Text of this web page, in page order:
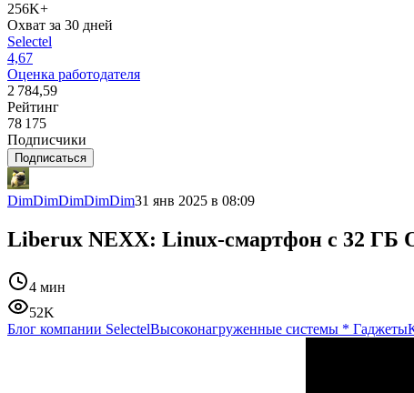
256K+
Охват за 30 дней
Selectel
4,67
Оценка работодателя
2 784,59
Рейтинг
78 175
Подписчики
Подписаться
DimDimDimDimDim31 янв 2025 в 08:09
Liberux NEXX: Linux-смартфон с 32 ГБ
4 мин
52K
Блог компании SelectelВысоконагруженные системы * Гаджеты